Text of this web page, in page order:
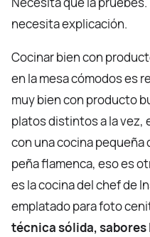
necesita explicación.
Cocinar bien con
en la mesa cómodos es
muy bien con producto
platos distintos a la vez,
con una cocina
peña flamenca, eso es
es la cocina del chef de
emplatado para foto
técnica sólida, sabores